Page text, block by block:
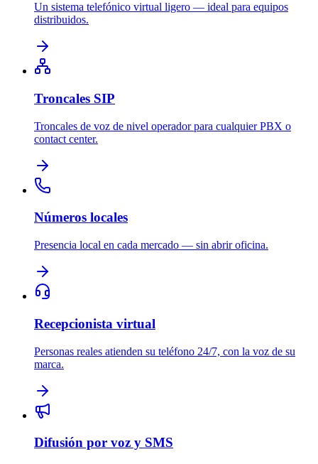
Un sistema telefónico virtual ligero — ideal para equipos
distribuidos.
Troncales SIP
Troncales de voz de nivel operador para cualquier PBX o
contact center.
Números locales
Presencia local en cada mercado — sin abrir oficina.
Recepcionista virtual
Personas reales atienden su teléfono 24/7, con la voz de su
marca.
Difusión por voz y SMS